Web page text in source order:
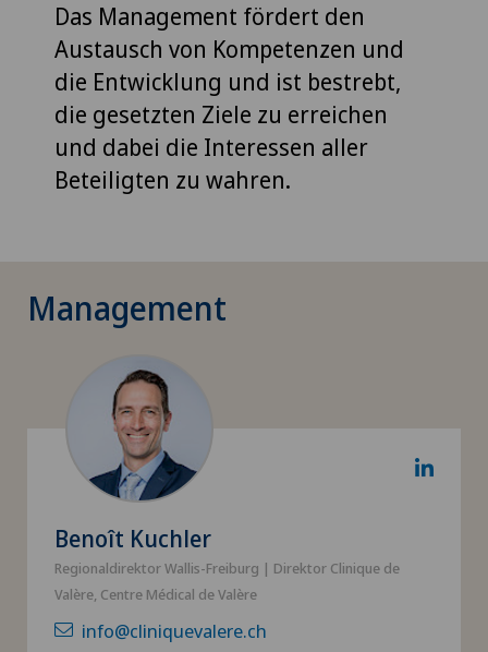
Das Management fördert den
Austausch von Kompetenzen und
die Entwicklung und ist bestrebt,
die gesetzten Ziele zu erreichen
und dabei die Interessen aller
Beteiligten zu wahren.
Management
Benoît Kuchler
Regionaldirektor Wallis-Freiburg | Direktor Clinique de
Valère, Centre Médical de Valère
info@cliniquevalere.ch